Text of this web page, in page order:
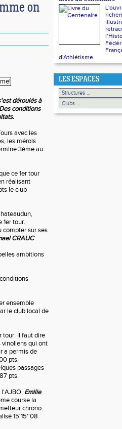
on
déroulés à
conditions
avec les
les mérois
3ème au
ce 1er tour
réalisant
le club
tour.
compter sur ses
CRAUC
ambitions
ensemble
le club local de
tour. Il faut dire
qui ont
a permis de
pts.
passages
pts.
l'AJBO, Emilie
course la
chrono
15'15''08
d'Athlétisme.
LES ESPACES